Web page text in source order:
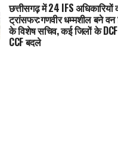
छत्तीसगढ़ में 24 IFS अधिकारियों
ट्रांसफर:गणवीर धम्मशील बने वन
के विशेष सचिव, कई जिलों के
CCF बदले